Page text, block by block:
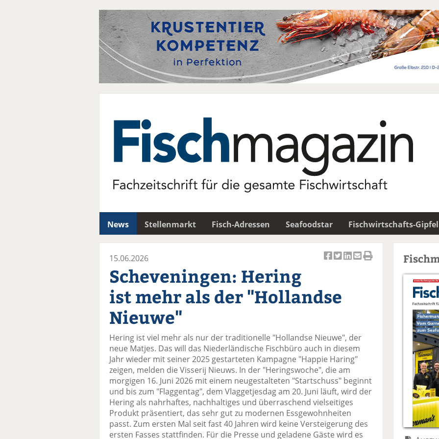
News Stellenmarkt Fisch-Adressen Seafoodstar Fischwirtschafts-Gipfel
el
ac
e
b
o
o
k
te
il
e
el
er
n
n
k
e
di
n
te
il
e
n
m
ai
l
er
se
d
e
15.06.2026
Scheveningen: Hering
ist mehr als der "Hollandse
Nieuwe"
Hering ist viel mehr als nur der traditionelle "Hollandse Nieuwe", der
neue Matjes. Das will das Niederländische Fischbüro auch in diesem
Jahr wieder mit seiner 2025 gestarteten Kampagne "Happie Haring"
zeigen, melden die Visserij Nieuws. In der "Heringswoche", die am
morgigen 16. Juni 2026 mit einem neugestalteten "Startschuss" beginnt
und bis zum "Flaggentag", dem Vlaggetjesdag am 20. Juni läuft, wird der
Hering als nahrhaftes, nachhaltiges und überraschend vielseitiges
Produkt präsentiert, das sehr gut zu modernen Essgewohnheiten
passt. Zum ersten Mal seit fast 40 Jahren wird keine Versteigerung des
ersten Fasses stattfinden. Für die Presse und geladene Gäste wird es